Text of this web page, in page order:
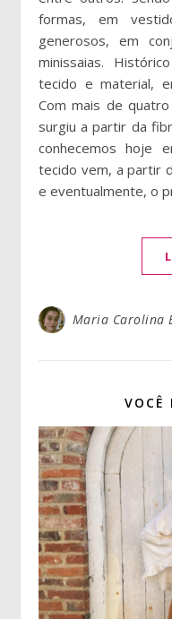
formas, em
generosos, em
minissaias.
tecido e material,
Com mais de
surgiu a partir da
conhecemos hoje
tecido vem, a partir
e eventualmente, o
Maria Carolina
VOCÊ